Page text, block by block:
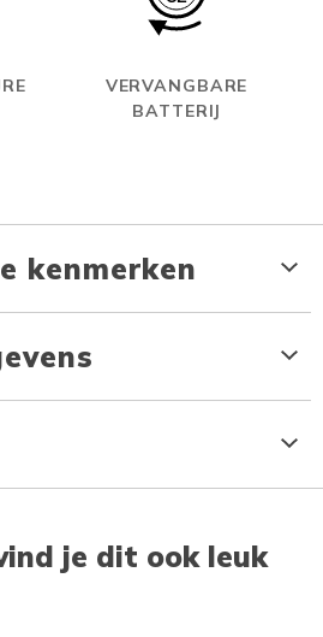
VERVANGBARE
BATTERIJ
kenmerken
je dit ook leuk